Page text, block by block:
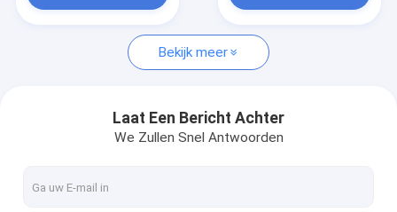
vacuümmuffelfurnen
Industriële muffelfurnen
industriële smeltende oven
Thermische behandelingsoven
Bekijk meer
Laat Een Bericht Achter
We Zullen Snel Antwoorden